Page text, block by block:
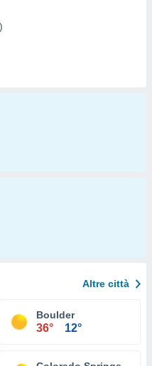
Altre città
Boulder
36° 12°